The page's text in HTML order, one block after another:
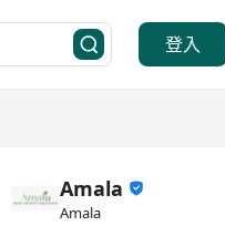
登入
Amala
Amala